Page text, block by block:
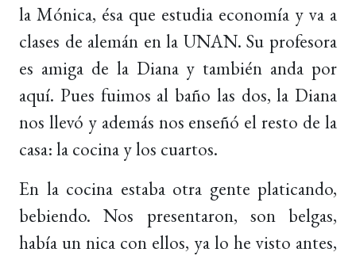
la Mónica, ésa que estudia economía y va a
clases de alemán en la UNAN. Su profesora
es amiga de la Diana y también anda por
aquí. Pues fuimos al baño las dos, la Diana
nos llevó y además nos enseñó el resto de la
casa: la cocina y los cuartos.
En la cocina estaba otra gente platicando,
bebiendo. Nos presentaron, son belgas,
había un nica con ellos, ya lo he visto antes,